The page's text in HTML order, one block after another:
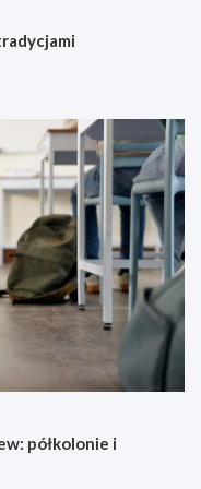
półkolonie i